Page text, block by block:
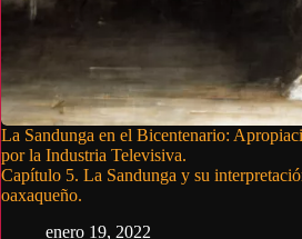
La Sandunga en el Bicentenario:
por la Industria Televisiva.
Capítulo 5. La Sandunga y su
oaxaqueño.
enero 19, 2022